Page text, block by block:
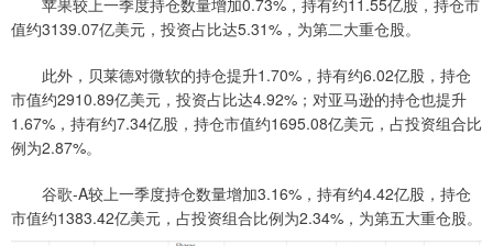
值约3139.07亿美元，投资占比达5.31%，为第二大重仓股。
此外，贝莱德对微软的持仓提升1.70%，持有约6.02亿股，持仓
市值约2910.89亿美元，投资占比达4.92%；对亚马逊的持仓也提升
1.67%，持有约7.34亿股，持仓市值约1695.08亿美元，占投资组合比
例为2.87%。
谷歌-A较上一季度持仓数量增加3.16%，持有约4.42亿股，持仓
市值约1383.42亿美元，占投资组合比例为2.34%，为第五大重仓股。